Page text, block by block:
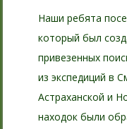
Наши ребята
который был
привезенных
из экспедиций в
Астраханской и
находок были